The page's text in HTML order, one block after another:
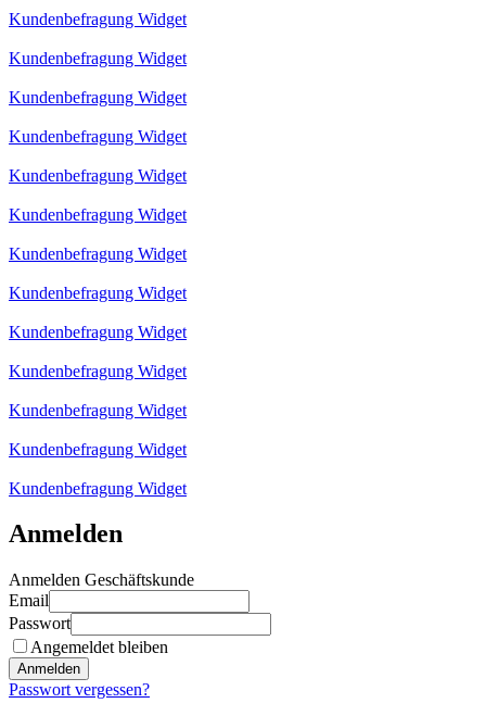
Kundenbefragung Widget
Kundenbefragung Widget
Kundenbefragung Widget
Kundenbefragung Widget
Kundenbefragung Widget
Kundenbefragung Widget
Kundenbefragung Widget
Kundenbefragung Widget
Kundenbefragung Widget
Kundenbefragung Widget
Kundenbefragung Widget
Kundenbefragung Widget
Kundenbefragung Widget
Anmelden
Anmelden Geschäftskunde
Email
Passwort
Angemeldet bleiben
Anmelden
Passwort vergessen?